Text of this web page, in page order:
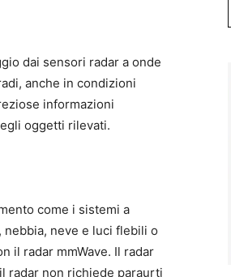
dai sensori radar a onde
anche in condizioni
informazioni
oggetti rilevati.
come i sistemi a
neve e luci flebili o
il radar mmWave. Il radar
radar non richiede paraurti